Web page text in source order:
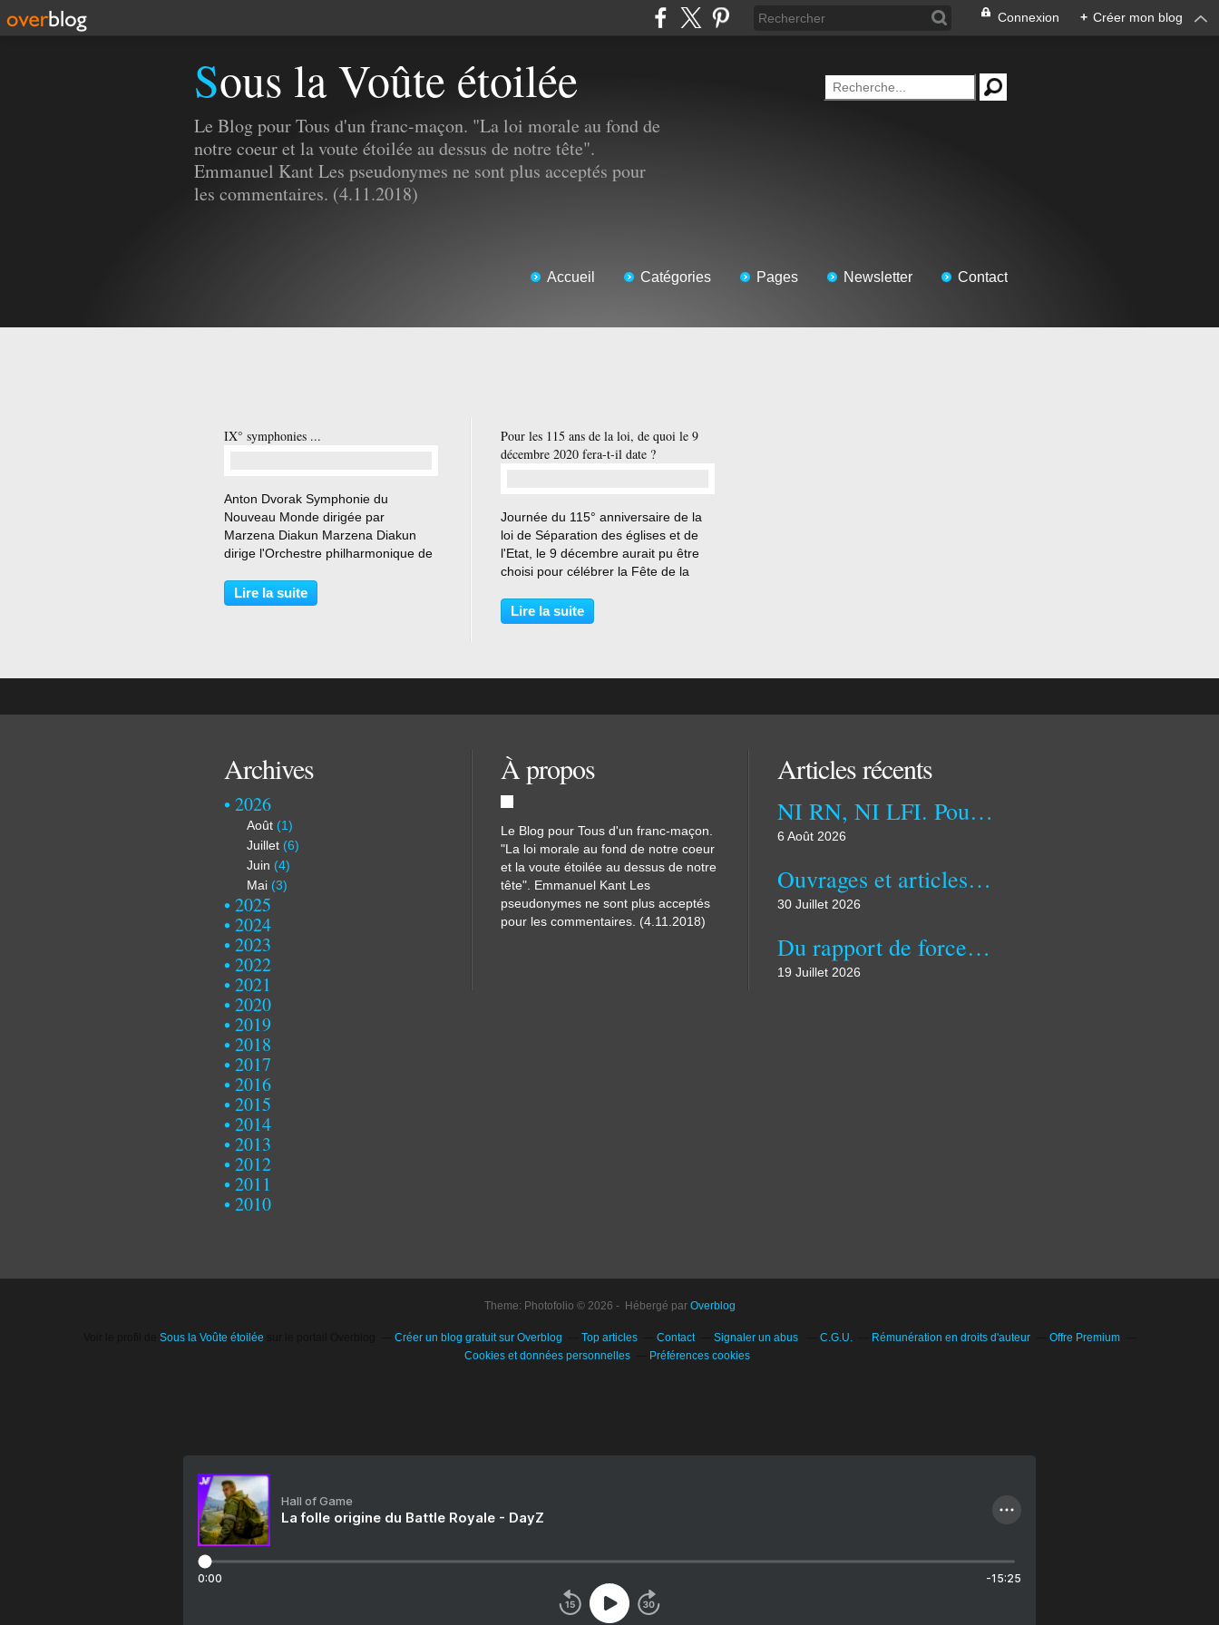
Connexion + Créer mon blog
Sous la Voûte étoilée
Le Blog pour Tous d'un franc-maçon. "La loi morale au fond de
notre coeur et la voute étoilée au dessus de notre tête".
Emmanuel Kant Les pseudonymes ne sont plus acceptés pour
les commentaires. (4.11.2018)
Accueil Catégories Pages Newsletter Contact
IX° symphonies ...
Anton Dvorak Symphonie du
Nouveau Monde dirigée par
Marzena Diakun Marzena Diakun
dirige l'Orchestre philharmonique de
n°9 " Du Nouveau Monde " d'Antonín
Dvořák. Enregistré le 15 mars 2018
Lire la suite
Pour les 115 ans de la loi, de quoi le 9
décembre 2020 fera-t-il date ?
Journée du 115° anniversaire de la
loi de Séparation des églises et de
l'Etat, le 9 décembre aurait pu être
choisi pour célébrer la Fête de la
République en a décidé autrement,
ce sera le jour d'un deuil national,
Lire la suite
Archives
2026
Août (1)
Juillet (6)
Juin (4)
Mai (3)
2025
2024
2023
2022
2021
2020
2019
2018
2017
2016
2015
2014
2013
2012
2011
2010
À propos
Le Blog pour Tous d'un franc-maçon.
"La loi morale au fond de notre coeur
et la voute étoilée au dessus de notre
tête". Emmanuel Kant Les
pseudonymes ne sont plus acceptés
pour les commentaires. (4.11.2018)
Articles récents
NI RN, NI LFI. Pourquoi ?
6 Août 2026
Ouvrages et articles publiés, à paraître ou en préparation à ce jour...
30 Juillet 2026
Du rapport de force en politique étrangère (1/2)
19 Juillet 2026
Theme: Photofolio © 2026 - Hébergé par Overblog
Sous la Voûte étoilée Créer un blog gratuit sur Overblog Top articles Contact Signaler un abus C.G.U. Rémunération en droits d'auteur
Offre Premium
Cookies et données personnelles
Préférences cookies
Hall of Game
La folle origine du Battle Royale - DayZ
0:00 -15:25